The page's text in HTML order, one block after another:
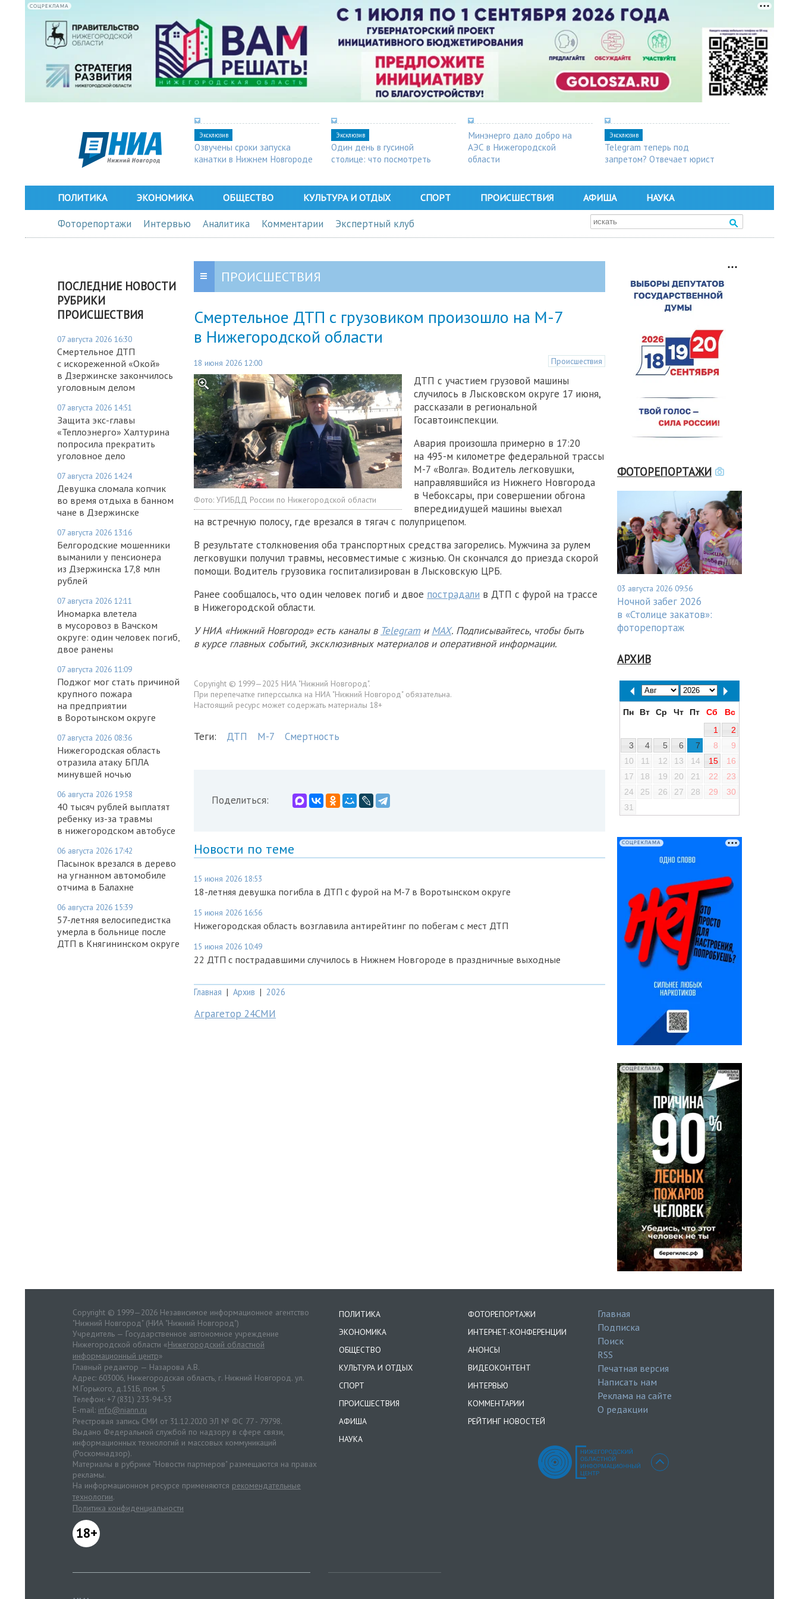
СОЦРЕКЛАМА
Эксклюзив
Озвучены сроки запуска
канатки в Нижнем Новгороде
Эксклюзив
Один день в гусиной
столице: что посмотреть
Минэнерго дало добро на
АЭС в Нижегородской
области
Эксклюзив
Telegram теперь под
запретом? Отвечает юрист
ПОЛИТИКА ЭКОНОМИКА ОБЩЕСТВО КУЛЬТУРА И ОТДЫХ СПОРТ ПРОИСШЕСТВИЯ АФИША НАУКА
Фоторепортажи Интервью Аналитика Комментарии Экспертный клуб
ПОСЛЕДНИЕ НОВОСТИ
РУБРИКИ
ПРОИСШЕСТВИЯ
07 августа 2026 16:30
Смертельное ДТП
с искореженной «Окой»
в Дзержинске закончилось
уголовным делом
07 августа 2026 14:51
Защита экс-главы
«Теплоэнерго» Халтурина
попросила прекратить
уголовное дело
07 августа 2026 14:24
Девушка сломала копчик
во время отдыха в банном
чане в Дзержинске
07 августа 2026 13:16
Белгородские мошенники
выманили у пенсионера
из Дзержинска 17,8 млн
рублей
07 августа 2026 12:11
Иномарка влетела
в мусоровоз в Вачском
округе: один человек погиб,
двое ранены
07 августа 2026 11:09
Поджог мог стать причиной
крупного пожара
на предприятии
в Воротынском округе
07 августа 2026 08:36
Нижегородская область
отразила атаку БПЛА
минувшей ночью
06 августа 2026 19:58
40 тысяч рублей выплатят
ребенку из-за травмы
в нижегородском автобусе
06 августа 2026 17:42
Пасынок врезался в дерево
на угнанном автомобиле
отчима в Балахне
06 августа 2026 15:39
57-летняя велосипедистка
умерла в больнице после
ДТП в Княгининском округе
ПРОИСШЕСТВИЯ
Смертельное ДТП с грузовиком произошло на М-7
в Нижегородской области
18 июня 2026 12:00 Происшествия
Фото: УГИБДД России по Нижегородской области
ДТП с участием грузовой машины
случилось в Лысковском округе 17 июня,
рассказали в региональной
Госавтоинспекции.
Авария произошла примерно в 17:20
на 495-м километре федеральной трассы
М-7 «Волга». Водитель легковушки,
направлявшийся из Нижнего Новгорода
в Чебоксары, при совершении обгона
впередиидущей машины выехал
на встречную полосу, где врезался в тягач с полуприцепом.
В результате столкновения оба транспортных средства загорелись. Мужчина за рулем
легковушки получил травмы, несовместимые с жизнью. Он скончался до приезда скорой
помощи. Водитель грузовика госпитализирован в Лысковскую ЦРБ.
Ранее сообщалось, что один человек погиб и двое пострадали в ДТП с фурой на трассе
в Нижегородской области.
У НИА «Нижний Новгород» есть каналы в Telegram и MAX. Подписывайтесь, чтобы быть
в курсе главных событий, эксклюзивных материалов и оперативной информации.
Copyright © 1999—2025 НИА "Нижний Новгород".
При перепечатке гиперссылка на НИА "Нижний Новгород" обязательна.
Настоящий ресурс может содержать материалы 18+
Теги: ДТП М-7 Смертность
Поделиться:
Новости по теме
15 июня 2026 18:53
18-летняя девушка погибла в ДТП с фурой на М-7 в Воротынском округе
15 июня 2026 16:56
Нижегородская область возглавила антирейтинг по побегам с мест ДТП
15 июня 2026 10:49
22 ДТП с пострадавшими случилось в Нижнем Новгороде в праздничные выходные
Главная | Архив | 2026
Аграгетор 24СМИ
ФОТОРЕПОРТАЖИ
03 августа 2026 09:56
Ночной забег 2026
в «Столице закатов»:
фоторепортаж
АРХИВ
Пн Вт Ср Чт Пт Сб
Вс
1
2
3
4 5 6 7 8
9
10
11 12 13 14 15
16
17
18 19 20 21 22
23
24
25 26 27 28 29
30
31
СОЦРЕКЛАМА
СОЦРЕКЛАМА
Copyright © 1999—2026 Независимое информационное агентство
"Нижний Новгород" (НИА "Нижний Новгород")
Учредитель — Государственное автономное учреждение
Нижегородской области «Нижегородский областной
информационный центр»
Главный редактор — Назарова А.В.
Адрес: 603006, Нижегородская область, г. Нижний Новгород. ул.
М.Горького, д.151Б, пом. 5
Телефон: +7 (831) 233-94-53
E-mail: info@niann.ru
Реестровая запись СМИ от 31.12.2020 ЭЛ № ФС 77 - 79798.
Выдано Федеральной службой по надзору в сфере связи,
информационных технологий и массовых коммуникаций
(Роскомнадзор).
Материалы в рубрике "Новости партнеров" размещаются на правах
рекламы.
На информационном ресурсе применяются рекомендательные
технологии.
Политика конфиденциальности
18+
ПОЛИТИКА
ЭКОНОМИКА
ОБЩЕСТВО
КУЛЬТУРА И ОТДЫХ
СПОРТ
ПРОИСШЕСТВИЯ
АФИША
НАУКА
ФОТОРЕПОРТАЖИ
ИНТЕРНЕТ-КОНФЕРЕНЦИИ
АНОНСЫ
ВИДЕОКОНТЕНТ
ИНТЕРВЬЮ
КОММЕНТАРИИ
РЕЙТИНГ НОВОСТЕЙ
Главная
Подписка
Поиск
RSS
Печатная версия
Написать нам
Реклама на сайте
О редакции